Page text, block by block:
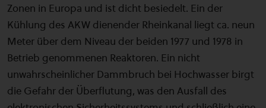
Zonen in Europa und ist dicht besiedelt. Ein der
Kühlung des AKW dienender Rheinkanal liegt ca. neun
Meter über dem Niveau der beiden 1977 und 1978 in
Betrieb genommenen Reaktoren. Ein nicht
unwahrscheinlicher Dammbruch bei Hochwasser birgt
die Gefahr der Überflutung, was den Ausfall des